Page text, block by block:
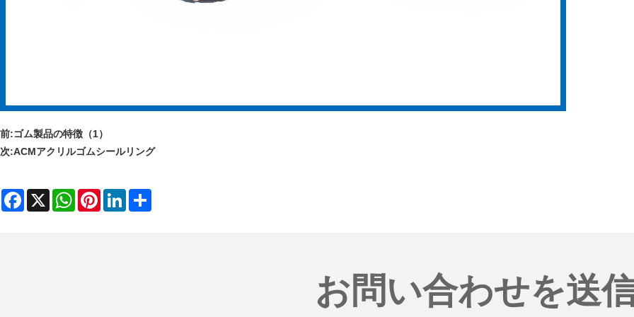
前:ゴム製品の特徴（1）
次:ACMアクリルゴムシールリング
Facebook
X WhatsAppPinterestLinkedIn
お問い合わせを送